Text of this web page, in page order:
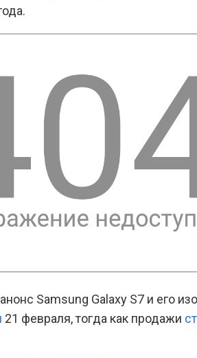
Samsung Galaxy S7 и его
21 февраля, тогда как продажи